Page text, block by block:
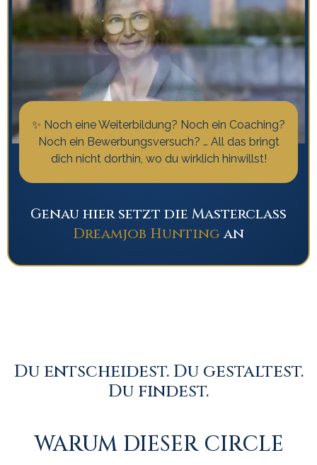
✨ Noch eine Weiterbildung? Noch ein Coaching?
Noch ein Bewerbungsversuch? … All das bringt
dich nicht dorthin, wo du wirklich hinwillst!
Genau hier setzt die Masterclass
Dreamjob Huntingan
Du entscheidest. Du gestaltest.
Du findest.
WARUM DIESER CIRCLE